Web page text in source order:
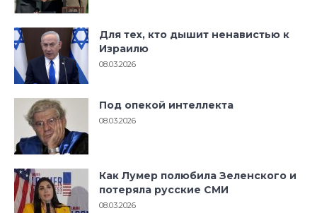
Для тех, кто дышит ненавистью к
Израилю
08.03.2026
Под опекой интеллекта
08.03.2026
Как Лумер полюбила Зеленского и
потеряла русские СМИ
08.03.2026